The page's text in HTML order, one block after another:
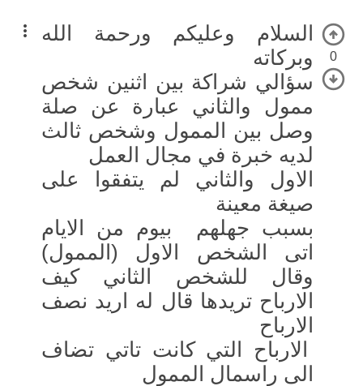
0
السلام وعليكم ورحمة الله
وبركاته
سؤالي شراكة بين اثنين شخص
ممول والثاني عبارة عن صلة
وصل بين الممول وشخص ثالث
لديه خبرة في مجال العمل
الاول والثاني لم يتفقوا على
صيغة معينة
بسبب جهلهم بيوم من الايام
اتى الشخص الاول (الممول)
وقال للشخص الثاني كيف
الارباح تريدها قال له اريد نصف
الارباح
الارباح التي كانت تاتي تضاف
الى راسمال الممول